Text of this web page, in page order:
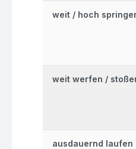
weit / hoch
weit werfen /
ausdauernd laufen